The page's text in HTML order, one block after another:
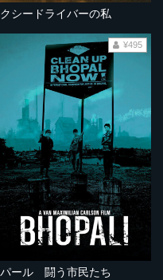
シードライバーの私
ール 闘う市民たち
¥495